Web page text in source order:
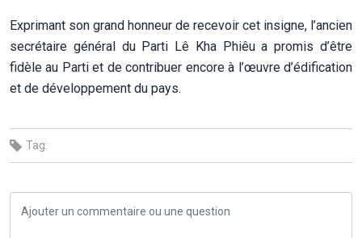
Exprimant son grand honneur de recevoir cet insigne, l’ancien
secrétaire général du Parti Lê Kha Phiêu a promis d’être
fidèle au Parti et de contribuer encore à l’œuvre d’édification
et de développement du pays.
Tag: